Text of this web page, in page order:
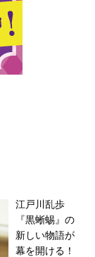
江戸川乱歩
『黒蜥蜴』の
新しい物語が
幕を開ける！